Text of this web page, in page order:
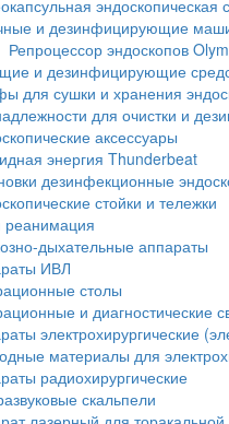
эндоскопическая
и дезинфицирующие
Репроцессор эндоскопов
и дезинфицирующие
для сушки и хранения
для очистки и
аксессуары
энергия Thunderbeat
дезинфекционные
стойки и тележки
реанимация
дыхательные аппараты
ИВЛ
столы
и диагностические
электрохирургические
материалы для
радиохирургические
скальпели